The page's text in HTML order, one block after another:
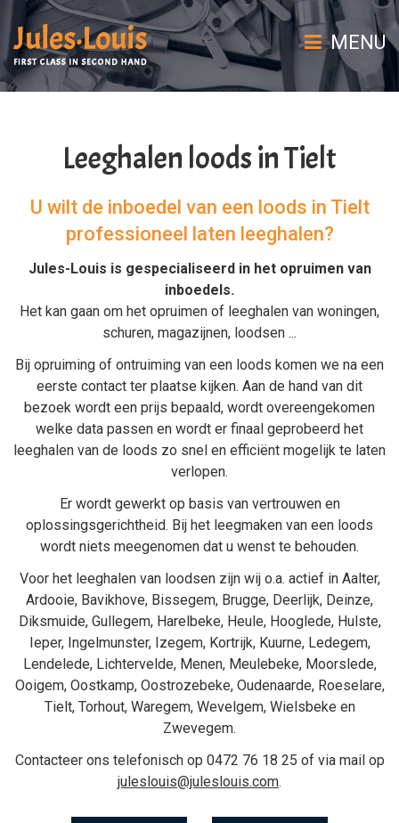
MENU
Leeghalen loods in Tielt
U wilt de inboedel van een loods in Tielt
professioneel laten leeghalen?
Jules-Louis is gespecialiseerd in het opruimen van
inboedels.
Het kan gaan om het opruimen of leeghalen van woningen,
schuren, magazijnen, loodsen ...
Bij opruiming of ontruiming van een loods komen we na een
eerste contact ter plaatse kijken. Aan de hand van dit
bezoek wordt een prijs bepaald, wordt overeengekomen
welke data passen en wordt er finaal geprobeerd het
leeghalen van de loods zo snel en efficiënt mogelijk te laten
verlopen.
Er wordt gewerkt op basis van vertrouwen en
oplossingsgerichtheid. Bij het leegmaken van een loods
wordt niets meegenomen dat u wenst te behouden.
Voor het leeghalen van loodsen zijn wij o.a. actief in Aalter,
Ardooie, Bavikhove, Bissegem, Brugge, Deerlijk, Deinze,
Diksmuide, Gullegem, Harelbeke, Heule, Hooglede, Hulste,
Ieper, Ingelmunster, Izegem, Kortrijk, Kuurne, Ledegem,
Lendelede, Lichtervelde, Menen, Meulebeke, Moorslede,
Ooigem, Oostkamp, Oostrozebeke, Oudenaarde, Roeselare,
Tielt, Torhout, Waregem, Wevelgem, Wielsbeke en
Zwevegem.
Contacteer ons telefonisch op 0472 76 18 25 of via mail op
juleslouis@juleslouis.com.